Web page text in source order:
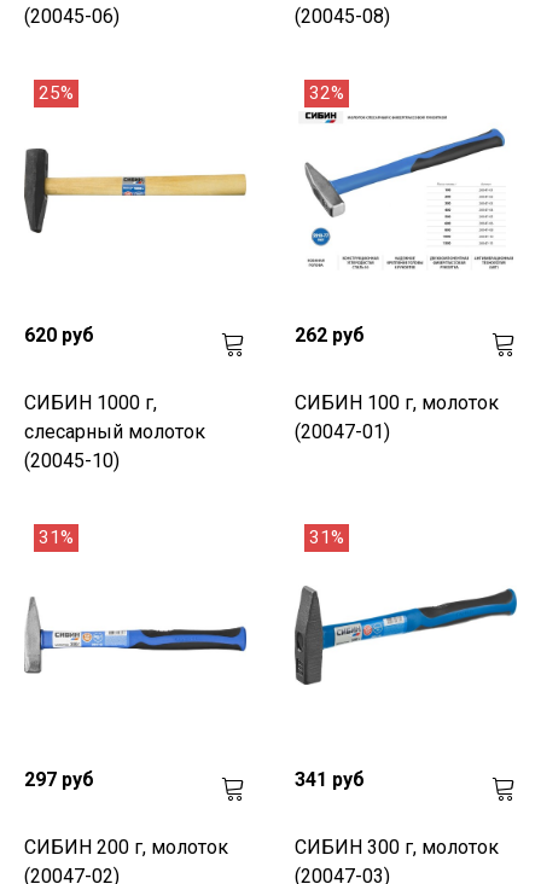
(20045-06)
(20045-08)
25%
620 руб
СИБИН 1000 г,
слесарный молоток
(20045-10)
32%
262 руб
СИБИН 100 г, молоток
(20047-01)
31%
297 руб
СИБИН 200 г, молоток
(20047-02)
31%
341 руб
СИБИН 300 г, молоток
(20047-03)